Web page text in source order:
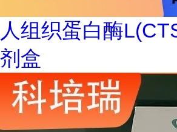
人组织蛋白酶
剂盒